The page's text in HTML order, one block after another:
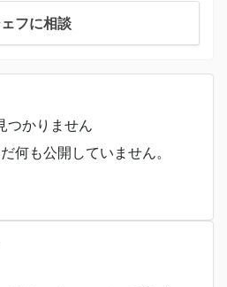
フに相談
つかりません
何も公開していません。